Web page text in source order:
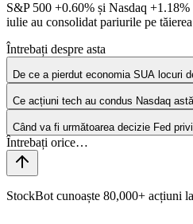
S&P 500 +0.60% și Nasdaq +1.18%
iulie au consolidat pariurile pe
Întrebați despre asta
De ce a pierdut economia SUA locuri
Ce acțiuni tech au condus Nasdaq
Când va fi următoarea decizie Fed
StockBot cunoaște 80,000+ acțiuni